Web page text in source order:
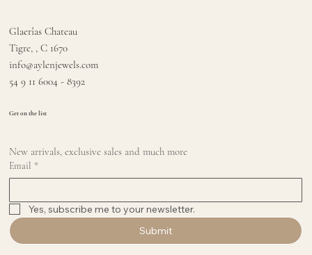
Glaerîas Chateau
Tigre, , C 1670
info@aylenjewels.com
54 9 11 6004 - 8392
Get on the list
New arrivals, exclusive sales and much more
Email *
Yes, subscribe me to your newsletter.
Submit